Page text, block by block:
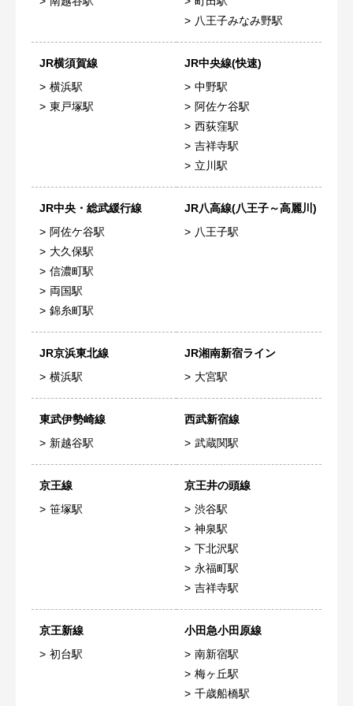
八王子みなみ野駅
JR横須賀線
横浜駅
東戸塚駅
JR中央線(快速)
中野駅
阿佐ケ谷駅
西荻窪駅
吉祥寺駅
立川駅
JR中央・総武緩行線
阿佐ケ谷駅
大久保駅
信濃町駅
両国駅
錦糸町駅
JR八高線(八王子～高麗川)
八王子駅
JR京浜東北線
横浜駅
JR湘南新宿ライン
大宮駅
東武伊勢崎線
新越谷駅
西武新宿線
武蔵関駅
京王線
笹塚駅
京王井の頭線
渋谷駅
神泉駅
下北沢駅
永福町駅
吉祥寺駅
京王新線
初台駅
小田急小田原線
南新宿駅
梅ヶ丘駅
千歳船橋駅